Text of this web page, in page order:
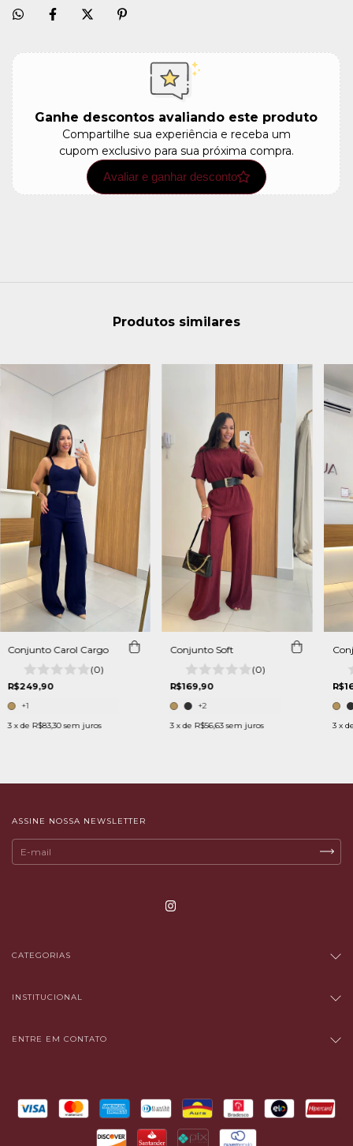
Ganhe descontos avaliando este produto
Compartilhe sua experiência e receba um
cupom exclusivo para sua próxima compra.
Avaliar e ganhar desconto
Produtos similares
Conjunto Carol Cargo
(0)
R$249,90
+1
3 x de R$83,30 sem juros
Conjunto Soft
(0)
R$169,90
+2
3 x de R$56,63 sem juros 3 x
ASSINE NOSSA NEWSLETTER
CATEGORIAS
INSTITUCIONAL
ENTRE EM CONTATO